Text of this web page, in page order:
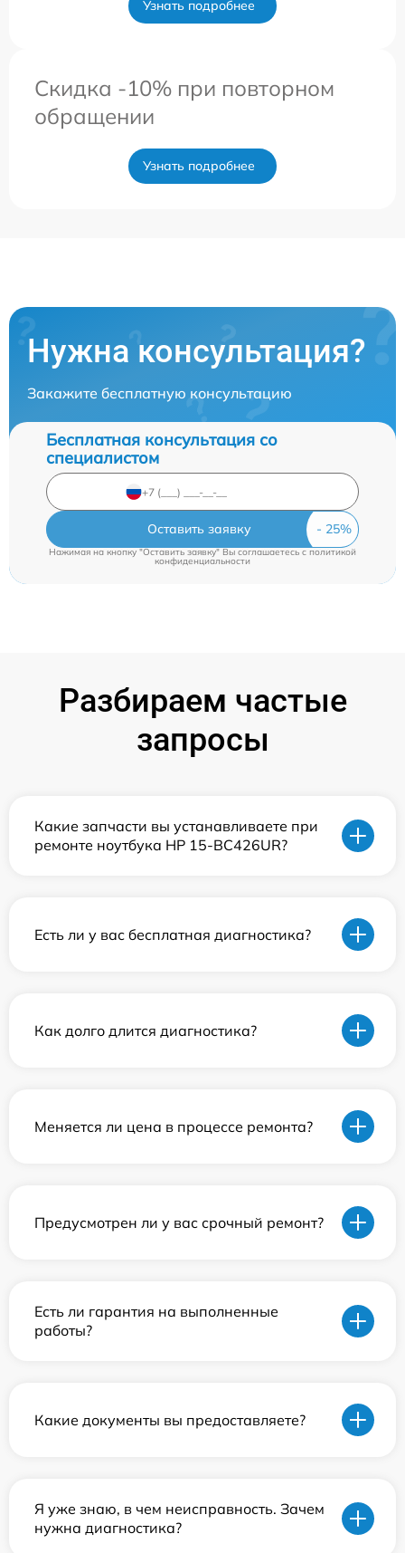
Узнать подробнее
Скидка -10% при повторном
обращении
Узнать подробнее
Нужна консультация?
Закажите бесплатную консультацию
Бесплатная консультация со
специалистом
Оставить заявку
Нажимая на кнопку "Оставить заявку" Вы соглашаетесь cполитикой
конфиденциальности
Разбираем частые
запросы
Какие запчасти вы устанавливаете при
ремонте ноутбука HP 15-BC426UR?
Есть ли у вас бесплатная диагностика?
Как долго длится диагностика?
Меняется ли цена в процессе ремонта?
Предусмотрен ли у вас срочный ремонт?
Есть ли гарантия на выполненные
работы?
Какие документы вы предоставляете?
Я уже знаю, в чем неисправность. Зачем
нужна диагностика?